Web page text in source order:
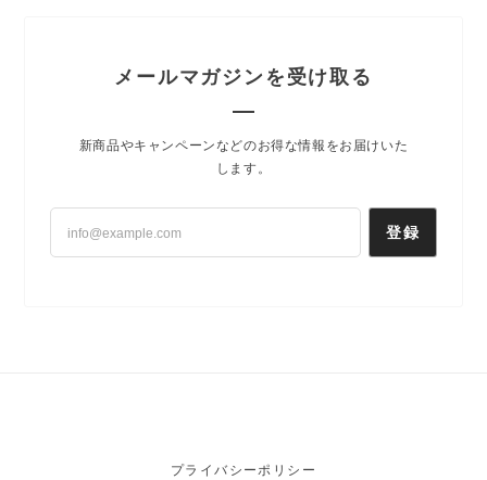
メールマガジンを受け取る
新商品やキャンペーンなどのお得な情報をお届けいた
します。
登録
プライバシーポリシー